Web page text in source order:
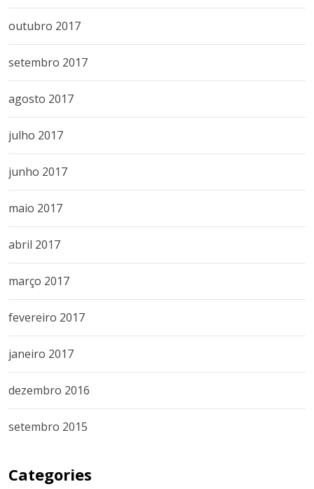
outubro 2017
setembro 2017
agosto 2017
julho 2017
junho 2017
maio 2017
abril 2017
março 2017
fevereiro 2017
janeiro 2017
dezembro 2016
setembro 2015
Categories